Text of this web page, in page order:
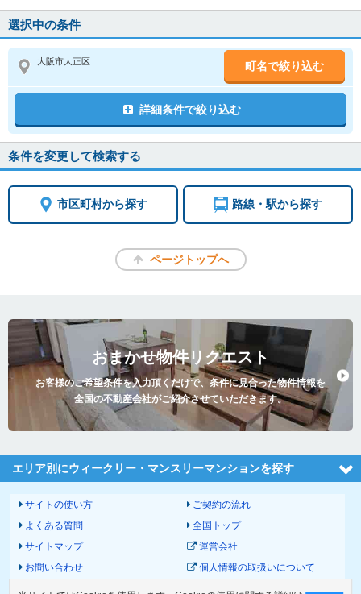
選択中の条件
大阪市大正区 町名で絞り込む
詳細条件で絞り込む
条件を変更して検索する
市区町村から探す 路線・駅から探す
ページトップへ
おまかせ物件リクエスト
お客様のご希望条件を入力頂くだけで、条件に見合った物件情報を
全国の不動産会社がご紹介させていただきます。
エリア別にウィークリー・マンスリーマンションを探す
サイトの使い方
ご契約の流れ
よくある質問
全国トップ
サイトマップ
運営会社
お問い合わせ
個人情報の取扱いについて
利用規約